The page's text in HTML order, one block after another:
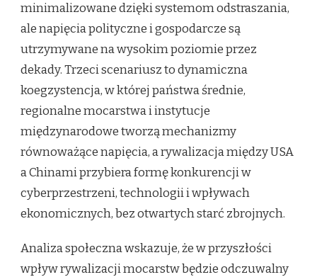
minimalizowane dzięki systemom odstraszania,
ale napięcia polityczne i gospodarcze są
utrzymywane na wysokim poziomie przez
dekady. Trzeci scenariusz to dynamiczna
koegzystencja, w której państwa średnie,
regionalne mocarstwa i instytucje
międzynarodowe tworzą mechanizmy
równoważące napięcia, a rywalizacja między USA
a Chinami przybiera formę konkurencji w
cyberprzestrzeni, technologii i wpływach
ekonomicznych, bez otwartych starć zbrojnych.
Analiza społeczna wskazuje, że w przyszłości
wpływ rywalizacji mocarstw będzie odczuwalny